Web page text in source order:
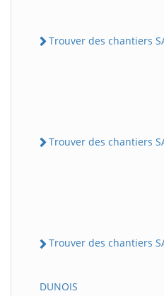
Trouver des chantiers
Trouver des chantiers
Trouver des chantiers
DUNOIS